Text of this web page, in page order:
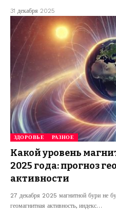
31 декабря 2025
ЗДОРОВЬЕ РАЗНОЕ
Какой уровень
2025 года: прогноз
активности
27 декабря 2025 магнитной бури не
геомагнитная активность, индекс…